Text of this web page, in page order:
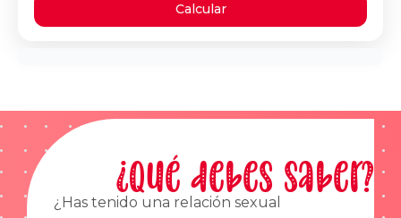
Calcular
¿Qué debes saber?
¿Has tenido una relación sexual